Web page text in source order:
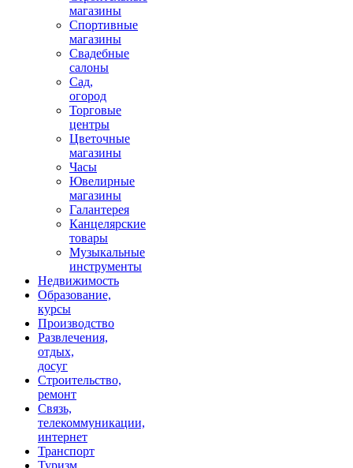
магазины
Спортивные
магазины
Свадебные
салоны
Сад,
огород
Торговые
центры
Цветочные
магазины
Часы
Ювелирные
магазины
Галантерея
Канцелярские
товары
Музыкальные
инструменты
Недвижимость
Образование,
курсы
Производство
Развлечения,
отдых,
досуг
Строительство,
ремонт
Связь,
телекоммуникации,
интернет
Транспорт
Туризм,